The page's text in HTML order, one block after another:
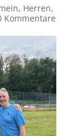
, Herren,
Kommentare